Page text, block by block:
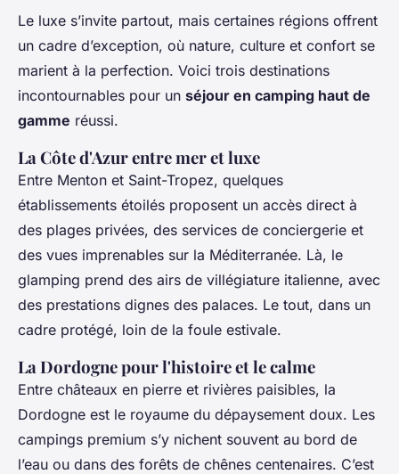
Le luxe s’invite partout, mais certaines régions offrent
un cadre d’exception, où nature, culture et confort se
marient à la perfection. Voici trois destinations
incontournables pour un séjour en camping haut de
gamme réussi.
La Côte d'Azur entre mer et luxe
Entre Menton et Saint-Tropez, quelques
établissements étoilés proposent un accès direct à
des plages privées, des services de conciergerie et
des vues imprenables sur la Méditerranée. Là, le
glamping prend des airs de villégiature italienne, avec
des prestations dignes des palaces. Le tout, dans un
cadre protégé, loin de la foule estivale.
La Dordogne pour l'histoire et le calme
Entre châteaux en pierre et rivières paisibles, la
Dordogne est le royaume du dépaysement doux. Les
campings premium s’y nichent souvent au bord de
l’eau ou dans des forêts de chênes centenaires. C’est